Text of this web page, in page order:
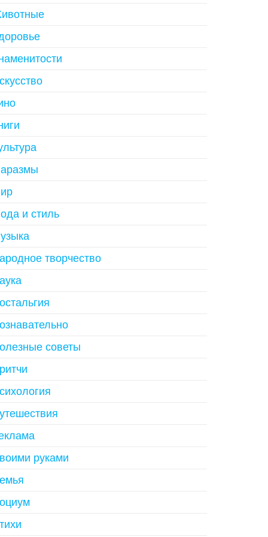
и стиль
творчество
советы
руками